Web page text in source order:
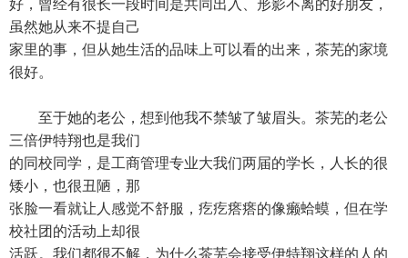
好，曾经有很长一段时间是共同出入、形影不离的好朋友，
虽然她从来不提自己
家里的事，但从她生活的品味上可以看的出来，茶芜的家境
很好。
至于她的老公，想到他我不禁皱了皱眉头。茶芜的老公
三倍伊特翔也是我们
的同校同学，是工商管理专业大我们两届的学长，人长的很
矮小，也很丑陋，那
张脸一看就让人感觉不舒服，疙疙瘩瘩的像癞蛤蟆，但在学
校社团的活动上却很
活跃。我们都很不解，为什么茶芜会接受伊特翔这样的人的